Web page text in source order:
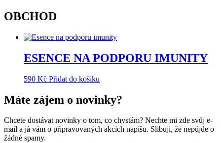
OBCHOD
ESENCE NA PODPORU IMUNITY
590 Kč Přidat do košíku
Máte zájem o novinky?
Chcete dostávat novinky o tom, co chystám? Nechte mi zde svůj e-
mail a já vám o připravovaných akcích napíšu. Slibuji, že nepůjde o
žádné spamy.